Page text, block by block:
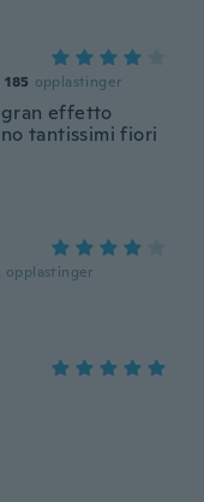
185 opplastinger
effetto
tantissimi fiori
opplastinger